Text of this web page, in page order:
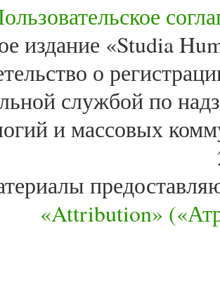
издание «Studia
о
службой по
и массовых
«Attribution»